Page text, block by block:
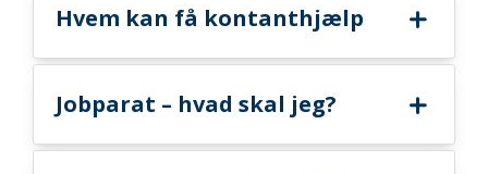
​Hvem kan få kontanthjælp
Jobparat – hvad skal jeg?